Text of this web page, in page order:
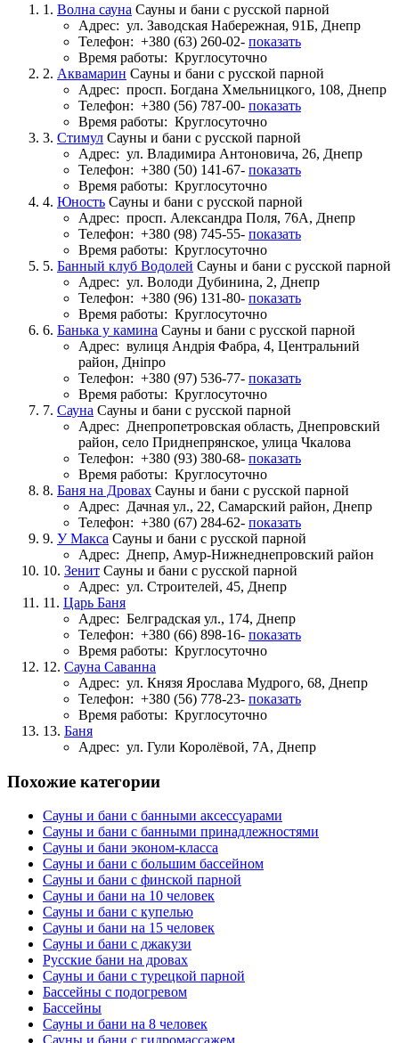
1. Волна сауна Сауны и бани с русской парной
Адрес: ул. Заводская Набережная, 91Б, Днепр
Телефон: +380 (63) 260-02- показать
Время работы: Круглосуточно
2. Аквамарин Сауны и бани с русской парной
Адрес: просп. Богдана Хмельницкого, 108, Днепр
Телефон: +380 (56) 787-00- показать
Время работы: Круглосуточно
3. Стимул Сауны и бани с русской парной
Адрес: ул. Владимира Антоновича, 26, Днепр
Телефон: +380 (50) 141-67- показать
Время работы: Круглосуточно
4. Юность Сауны и бани с русской парной
Адрес: просп. Александра Поля, 76А, Днепр
Телефон: +380 (98) 745-55- показать
Время работы: Круглосуточно
5. Банный клуб Водолей Сауны и бани с русской парной
Адрес: ул. Володи Дубинина, 2, Днепр
Телефон: +380 (96) 131-80- показать
Время работы: Круглосуточно
6. Банька у камина Сауны и бани с русской парной
Адрес: вулиця Андрія Фабра, 4, Центральний
район, Дніпро
Телефон: +380 (97) 536-77- показать
Время работы: Круглосуточно
7. Сауна Сауны и бани с русской парной
Адрес: Днепропетровская область, Днепровский
район, село Приднепрянское, улица Чкалова
Телефон: +380 (93) 380-68- показать
Время работы: Круглосуточно
8. Баня на Дровах Сауны и бани с русской парной
Адрес: Дачная ул., 22, Самарский район, Днепр
Телефон: +380 (67) 284-62- показать
9. У Макса Сауны и бани с русской парной
Адрес: Днепр, Амур-Нижнеднепровский район
10. Зенит Сауны и бани с русской парной
Адрес: ул. Строителей, 45, Днепр
11. Царь Баня
Адрес: Белградская ул., 174, Днепр
Телефон: +380 (66) 898-16- показать
Время работы: Круглосуточно
12. Сауна Саванна
Адрес: ул. Князя Ярослава Мудрого, 68, Днепр
Телефон: +380 (56) 778-23- показать
Время работы: Круглосуточно
13. Баня
Адрес: ул. Гули Королёвой, 7А, Днепр
Похожие категории
Сауны и бани с банными аксессуарами
Сауны и бани с банными принадлежностями
Сауны и бани эконом-класса
Сауны и бани с большим бассейном
Сауны и бани с финской парной
Сауны и бани на 10 человек
Сауны и бани с купелью
Сауны и бани на 15 человек
Сауны и бани с джакузи
Русские бани на дровах
Сауны и бани с турецкой парной
Бассейны с подогревом
Бассейны
Сауны и бани на 8 человек